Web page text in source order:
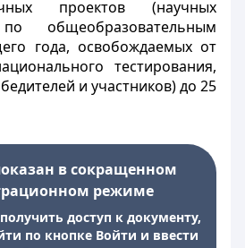
проектов (научных
общеобразовательным
года, освобождаемых от
тестирования,
и участников) до 25
в сокращенном
режиме
доступ к документу,
по кнопке Войти и ввести